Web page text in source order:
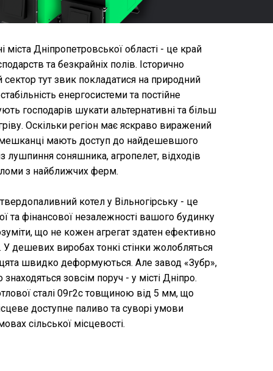
міста Дніпропетровської області - це край
та безкрайніх полів. Історично
тут звик покладатися на природний
енергосистеми та постійне
господарів шукати альтернативні та більш
Оскільки регіон має яскраво виражений
мешканці мають доступ до найдешевшого
лушпиння соняшника, агропелет, відходів
з найближчих ферм.
котел у Вільногірську - це
та фінансової незалежності вашого будинку
що не кожен агрегат здатен ефективно
У дешевих виробах тонкі стінки жолобляться
швидко деформуються. Але завод «Зубр»,
зовсім поруч - у місті Дніпро.
сталі 09г2с товщиною від 5 мм, що
доступне паливо та суворі умови
сільської місцевості.